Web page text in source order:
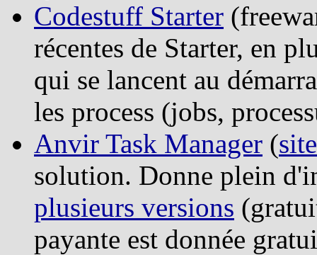
Codestuff Starter
récentes de Starter, en
qui se lancent au
les process (jobs,
Anvir Task Manager (
solution. Donne plein
plusieurs versions
payante est donnée